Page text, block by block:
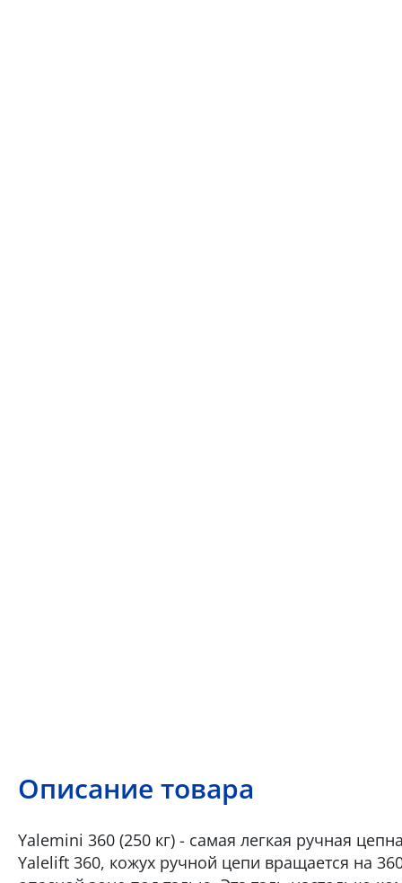
Описание товара
Yalemini 360 (250 кг) - самая легкая ручная
Yalelift 360, кожух ручной цепи вращается на